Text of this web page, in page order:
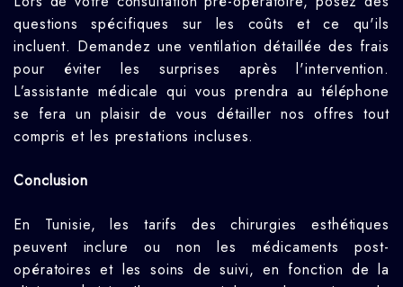
questions spécifiques sur les coûts et ce qu'ils
incluent. Demandez une ventilation détaillée des frais
pour éviter les surprises après l'intervention.
L’assistante médicale qui vous prendra au téléphone
se fera un plaisir de vous détailler nos offres tout
compris et les prestations incluses.
Conclusion
En Tunisie, les tarifs des chirurgies esthétiques
peuvent inclure ou non les médicaments post-
opératoires et les soins de suivi, en fonction de la